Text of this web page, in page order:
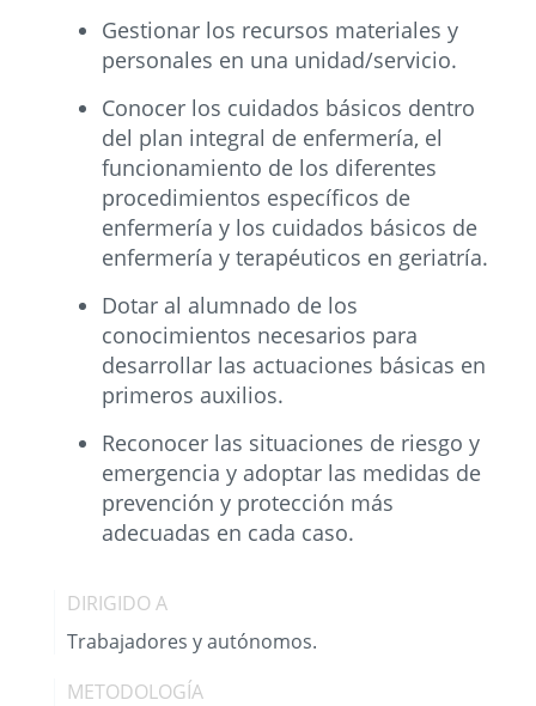
Gestionar los recursos materiales y
personales en una unidad/servicio.
Conocer los cuidados básicos dentro
del plan integral de enfermería, el
funcionamiento de los diferentes
procedimientos específicos de
enfermería y los cuidados básicos de
enfermería y terapéuticos en geriatría.
Dotar al alumnado de los
conocimientos necesarios para
desarrollar las actuaciones básicas en
primeros auxilios.
Reconocer las situaciones de riesgo y
emergencia y adoptar las medidas de
prevención y protección más
adecuadas en cada caso.
DIRIGIDO A
Trabajadores y autónomos.
METODOLOGÍA